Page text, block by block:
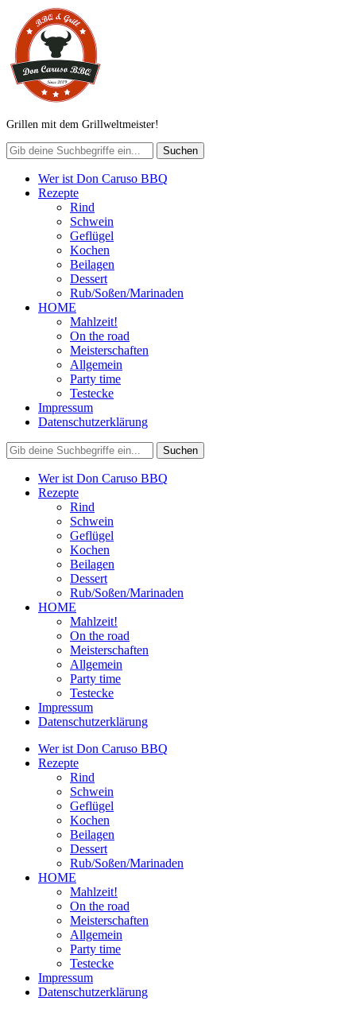
Grillen mit dem Grillweltmeister!
Wer ist Don Caruso BBQ
Rezepte
Rind
Schwein
Geflügel
Kochen
Beilagen
Dessert
Rub/Soßen/Marinaden
HOME
Mahlzeit!
On the road
Meisterschaften
Allgemein
Party time
Testecke
Impressum
Datenschutzerklärung
Wer ist Don Caruso BBQ
Rezepte
Rind
Schwein
Geflügel
Kochen
Beilagen
Dessert
Rub/Soßen/Marinaden
HOME
Mahlzeit!
On the road
Meisterschaften
Allgemein
Party time
Testecke
Impressum
Datenschutzerklärung
Wer ist Don Caruso BBQ
Rezepte
Rind
Schwein
Geflügel
Kochen
Beilagen
Dessert
Rub/Soßen/Marinaden
HOME
Mahlzeit!
On the road
Meisterschaften
Allgemein
Party time
Testecke
Impressum
Datenschutzerklärung